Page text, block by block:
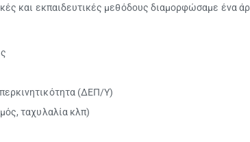
και εκπαιδευτικές μεθόδους διαμορφώσαμε ένα
(ΔΕΠ/Υ)
ταχυλαλία κλπ)